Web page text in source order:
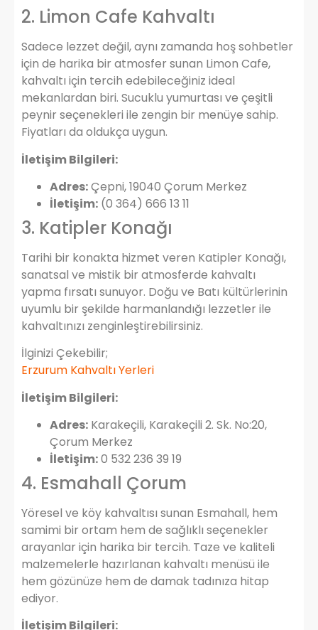
2. Limon Cafe Kahvaltı
Sadece lezzet değil, aynı zamanda hoş sohbetler
için de harika bir atmosfer sunan Limon Cafe,
kahvaltı için tercih edebileceğiniz ideal
mekanlardan biri. Sucuklu yumurtası ve çeşitli
peynir seçenekleri ile zengin bir menüye sahip.
Fiyatları da oldukça uygun.
İletişim Bilgileri:
Adres:Çepni, 19040 Çorum Merkez
İletişim: (0 364) 666 13 11
3. Katipler Konağı
Tarihi bir konakta hizmet veren Katipler Konağı,
sanatsal ve mistik bir atmosferde kahvaltı
yapma fırsatı sunuyor. Doğu ve Batı kültürlerinin
uyumlu bir şekilde harmanlandığı lezzetler ile
kahvaltınızı zenginleştirebilirsiniz.
İlginizi Çekebilir;
Erzurum Kahvaltı Yerleri
İletişim Bilgileri:
Adres: Karakeçili, Karakeçili 2. Sk. No:20,
Çorum Merkez
İletişim:0 532 236 39 19
4. Esmahall Çorum
Yöresel ve köy kahvaltısı sunan Esmahall, hem
samimi bir ortam hem de sağlıklı seçenekler
arayanlar için harika bir tercih. Taze ve kaliteli
malzemelerle hazırlanan kahvaltı menüsü ile
hem gözünüze hem de damak tadınıza hitap
ediyor.
İletişim Bilgileri: